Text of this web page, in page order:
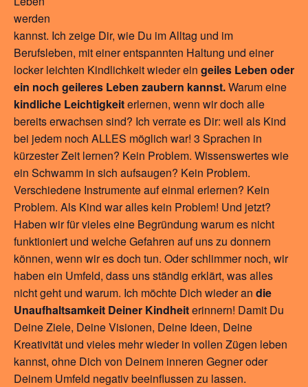
werden
kannst. Ich zeige Dir, wie Du im Alltag und im
Berufsleben, mit einer entspannten Haltung und einer
locker leichten Kindlichkeit wieder ein geiles Leben oder
ein noch geileres Leben zaubern kannst.Warum eine
kindliche Leichtigkeiterlernen, wenn wir doch alle
bereits erwachsen sind? Ich verrate es Dir: weil als Kind
bei jedem noch ALLES möglich war! 3 Sprachen in
kürzester Zeit lernen? Kein Problem. Wissenswertes wie
ein Schwamm in sich aufsaugen? Kein Problem.
Verschiedene Instrumente auf einmal erlernen? Kein
Problem. Als Kind war alles kein Problem! Und jetzt?
Haben wir für vieles eine Begründung warum es nicht
funktioniert und welche Gefahren auf uns zu donnern
können, wenn wir es doch tun. Oder schlimmer noch, wir
haben ein Umfeld, dass uns ständig erklärt, was alles
nicht geht und warum. Ich möchte Dich wieder an die
Unaufhaltsamkeit Deiner Kindheiterinnern! Damit Du
Deine Ziele, Deine Visionen, Deine Ideen, Deine
Kreativität und vieles mehr wieder in vollen Zügen leben
kannst, ohne Dich von Deinem inneren Gegner oder
Deinem Umfeld negativ beeinflussen zu lassen.